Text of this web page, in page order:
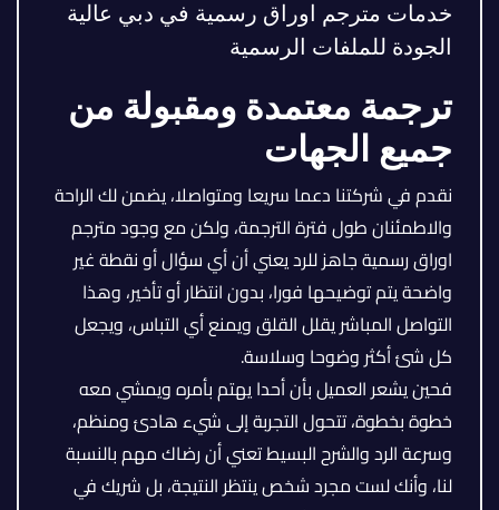
خدمات مترجم اوراق رسمية في دبي عالية
الجودة للملفات الرسمية
ترجمة معتمدة ومقبولة من
جميع الجهات
نقدم في شركتنا دعما سريعا ومتواصلا، يضمن لك الراحة
والاطمئنان طول فترة الترجمة، ولكن مع وجود مترجم
اوراق رسمية جاهز للرد يعني أن أي سؤال أو نقطة غير
واضحة يتم توضيحها فورا، بدون انتظار أو تأخير، وهذا
التواصل المباشر يقلل القلق ويمنع أي التباس، ويجعل
كل شئ أكثر وضوحا وسلاسة.
فحين يشعر العميل بأن أحدا يهتم بأمره ويمشي معه
خطوة بخطوة، تتحول التجربة إلى شيء هادئ ومنظم،
وسرعة الرد والشرح البسيط تعني أن رضاك مهم بالنسبة
لنا، وأنك لست مجرد شخص ينتظر النتيجة، بل شريك في